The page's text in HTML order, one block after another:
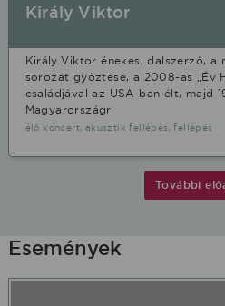
Király Viktor
Király Viktor énekes, dalszerző, a
sorozat győztese, a 2008-as „Év
családjával az USA-ban élt, majd
Magyarországr
élő koncert, akusztik fellépés, fellépés
További
Események